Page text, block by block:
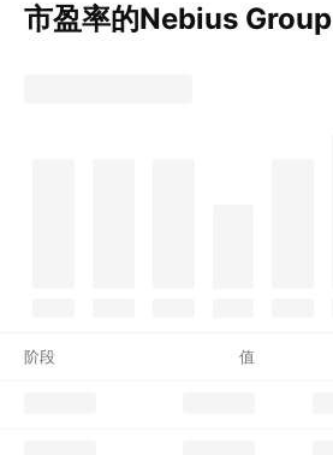
市盈率的Nebius Group
阶段 值